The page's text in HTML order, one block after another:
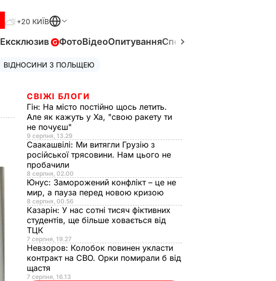
+20 КИЇВ
Ексклюзив ФотоВідеоОпитуванняСпецпроєкти
ВІДНОСИНИ З ПОЛЬЩЕЮ
СВІЖІ БЛОГИ
Гін: На місто постійно щось летить.
Але як кажуть у Ха, "свою ракету ти
не почуєш"
9 серпня, 13.29
Саакашвілі: Ми витягли Грузію з
російської трясовини. Нам цього не
пробачили
8 серпня, 02.00
Юнус: Заморожений конфлікт – це не
мир, а пауза перед новою кризою
8 серпня, 00.56
Казарін: У нас сотні тисяч фіктивних
студентів, ще більше ховається від
ТЦК
7 серпня, 19.27
Невзоров: Колобок повинен укласти
контракт на СВО. Орки помирали б від
щастя
7 серпня, 16.13